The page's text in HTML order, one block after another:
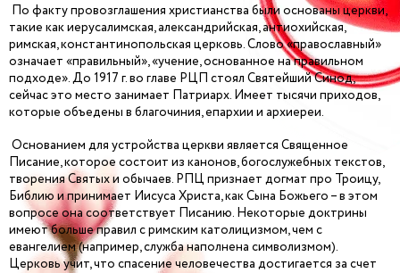
По факту провозглашения христианства были основаны церкви,
такие как иерусалимская, александрийская, антиохийская,
римская, константинопольская церковь. Слово «православный»
означает «правильный», «учение, основанное на правильном
подходе». До 1917 г. во главе РЦП стоял Святейший Синод,
сейчас это место занимает Патриарх. Имеет тысячи приходов,
которые объедены в благочиния, епархии и архиереи.
Основанием для устройства церкви является Священное
Писание, которое состоит из канонов, богослужебных текстов,
творения Святых и обычаев. РПЦ признает догмат про Троицу,
Библию и принимает Иисуса Христа, как Сына Божьего – в этом
вопросе она соответствует Писанию. Некоторые доктрины
имеют больше правил с римским католицизмом, чем с
евангелием (например, служба наполнена символизмом).
Церковь учит, что спасение человечества достигается за счет